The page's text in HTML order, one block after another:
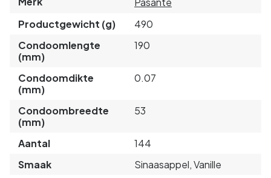
Productgewicht (g)
490
Condoomlengte
(mm)
190
Condoomdikte
(mm)
0.07
Condoombreedte
(mm)
53
Aantal
144
Smaak
Sinaasappel, Vanille